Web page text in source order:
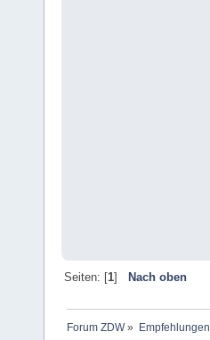
Seiten: [1] Nach oben
Forum ZDW» Empfehlungen